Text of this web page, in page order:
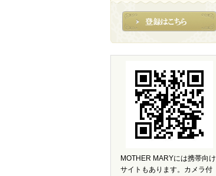
MOTHER MARYには携帯向け
サイトもあります。カメラ付